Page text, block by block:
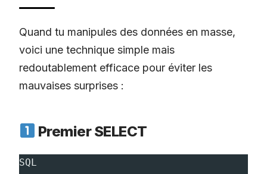
Quand tu manipules des données en masse,
voici une technique simple mais
redoutablement efficace pour éviter les
mauvaises surprises :
Premier SELECT
SQL